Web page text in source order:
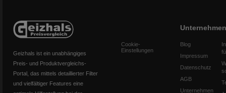
Geizhals ist ein unabhängiges
Preis- und Produktvergleichs-
Portal, das mittels detaillierter Filter
und vielfältiger Features eine
Cookie-
Einstellungen
Unternehmen
Blog
Impressum
Datenschutz
AGB
Unternehmen